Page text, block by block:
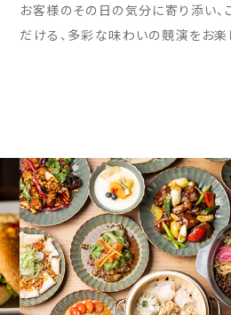
お客様のその日の気分に寄り添い
だける、多彩な味わいの競演をお楽